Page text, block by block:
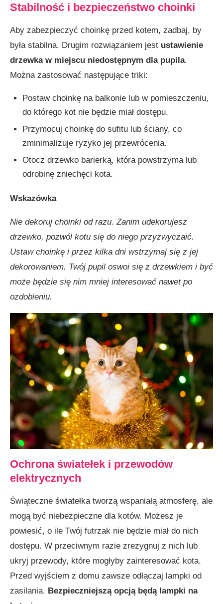
Stabilność i bezpieczeństwo choinki
Aby zabezpieczyć choinkę przed kotem, zadbaj, by
była stabilna. Drugim rozwiązaniem jest ustawienie
drzewka w miejscu niedostępnym dla pupila.
Można zastosować następujące triki:
Postaw choinkę na balkonie lub w pomieszczeniu,
do którego kot nie będzie miał dostępu.
Przymocuj choinkę do sufitu lub ściany, co
zminimalizuje ryzyko jej przewrócenia.
Otocz drzewko barierką, która powstrzyma lub
odrobinę zniechęci kota.
Wskazówka
Nie dekoruj choinki od razu. Zanim udekorujesz
drzewko, pozwól kotu się do niego przyzwyczaić.
Ustaw choinkę i przez kilka dni wstrzymaj się z jej
dekorowaniem. Twój pupil oswoi się z drzewkiem i być
może będzie się nim mniej interesować nawet po
ozdobieniu.
Ochrona światełek i przewodów
elektrycznych
Świąteczne światełka tworzą wspaniałą atmosferę, ale
mogą być niebezpieczne dla kotów. Możesz je
powiesić, o ile Twój futrzak nie będzie miał do nich
dostępu. W przeciwnym razie zrezygnuj z nich lub
ukryj przewody, które mogłyby zainteresować kota.
Przed wyjściem z domu zawsze odłączaj lampki od
zasilania. Bezpieczniejszą opcją będą lampki na